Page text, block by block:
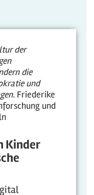
der
die
und
Friederike
und
Kinder